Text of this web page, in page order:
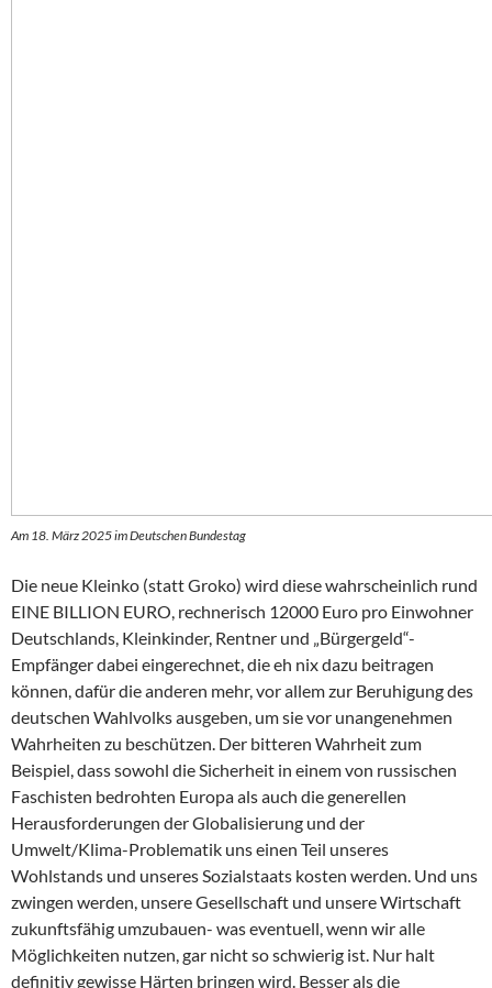
Am 18. März 2025 im Deutschen Bundestag
Die neue Kleinko (statt Groko) wird diese wahrscheinlich rund
EINE BILLION EURO, rechnerisch 12000 Euro pro Einwohner
Deutschlands, Kleinkinder, Rentner und „Bürgergeld“-
Empfänger dabei eingerechnet, die eh nix dazu beitragen
können, dafür die anderen mehr, vor allem zur Beruhigung des
deutschen Wahlvolks ausgeben, um sie vor unangenehmen
Wahrheiten zu beschützen. Der bitteren Wahrheit zum
Beispiel, dass sowohl die Sicherheit in einem von russischen
Faschisten bedrohten Europa als auch die generellen
Herausforderungen der Globalisierung und der
Umwelt/Klima-Problematik uns einen Teil unseres
Wohlstands und unseres Sozialstaats kosten werden. Und uns
zwingen werden, unsere Gesellschaft und unsere Wirtschaft
zukunftsfähig umzubauen- was eventuell, wenn wir alle
Möglichkeiten nutzen, gar nicht so schwierig ist. Nur halt
definitiv gewisse Härten bringen wird. Besser als die